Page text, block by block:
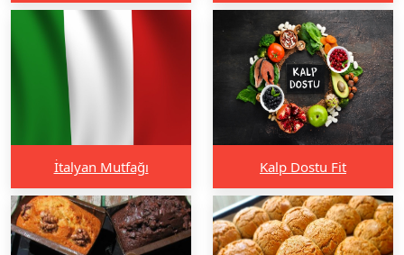
İtalyan Mutfağı Kalp Dostu Fit